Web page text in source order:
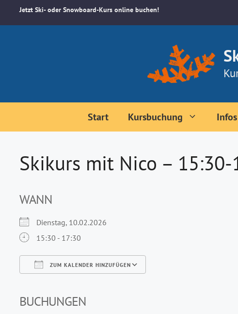
Jetzt Ski- oder Snowboard-Kurs online buchen!
Start Kursbuchung Infos
Skikurs mit Nico –
WANN
Dienstag, 10.02.2026
15:30 - 17:30
ZUM KALENDER HINZUFÜGEN
BUCHUNGEN